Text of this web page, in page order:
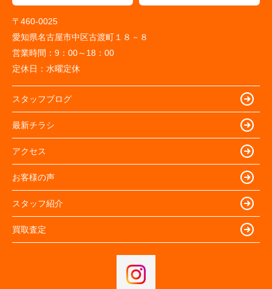
〒460-0025
愛知県名古屋市中区古渡町１８－８
営業時間： 9：00～18：00
定休日： 水曜定休
スタッフブログ
最新チラシ
アクセス
お客様の声
スタッフ紹介
買取査定